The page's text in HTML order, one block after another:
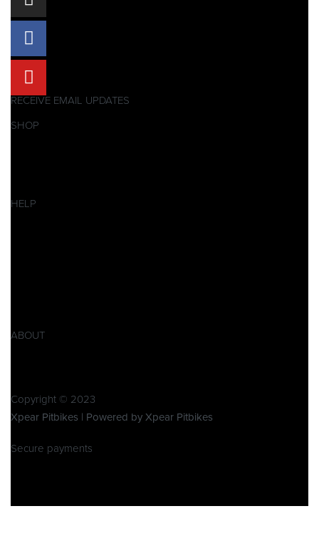
RECEIVE EMAIL UPDATES
SHOP
HELP
ABOUT
Copyright © 2023
Xpear Pitbikes | Powered by Xpear Pitbikes
Secure payments